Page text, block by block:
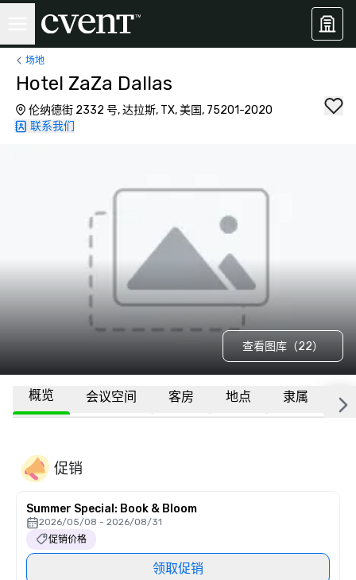
场地
Hotel ZaZa Dallas
伦纳德街 2332 号, 达拉斯, TX, 美国, 75201-2020
联系我们
查看图库（22）
概览 会议空间 客房 地点 隶属 更
促销
Summer Special: Book & Bloom
2026/05/08 - 2026/08/31
促销价格
领取促销